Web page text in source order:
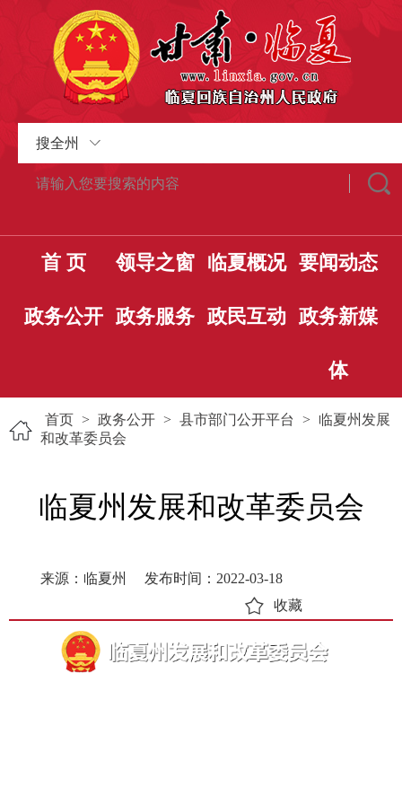
搜全州
首 页 领导之窗 临夏概况 要闻动态
政务公开 政务服务 政民互动 政务新媒
体
首页 > 政务公开 > 县市部门公开平台 > 临夏州发展
和改革委员会
临夏州发展和改革委员会
来源：临夏州
发布时间：2022-03-18
收藏